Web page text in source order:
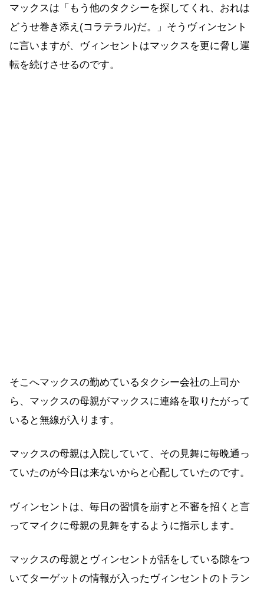
マックスは「もう他のタクシーを探してくれ、おれは
どうせ巻き添え(コラテラル)だ。」そうヴィンセント
に言いますが、ヴィンセントはマックスを更に脅し運
転を続けさせるのです。
そこへマックスの勤めているタクシー会社の上司か
ら、マックスの母親がマックスに連絡を取りたがって
いると無線が入ります。
マックスの母親は入院していて、その見舞に毎晩通っ
ていたのが今日は来ないからと心配していたのです。
ヴィンセントは、毎日の習慣を崩すと不審を招くと言
ってマイクに母親の見舞をするように指示します。
マックスの母親とヴィンセントが話をしている隙をつ
いてターゲットの情報が入ったヴィンセントのトラン